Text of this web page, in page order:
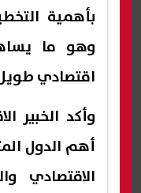
بأهمية
وهو ما
اقتصادي
وأكد الخبير
أهم الدول
الاقتصادي